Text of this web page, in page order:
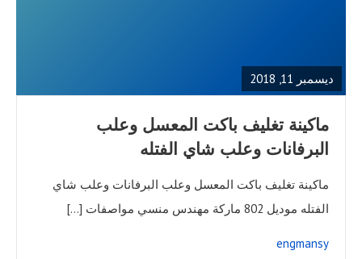
ديسمبر 11, 2018
ماكينة تغليف باكت المعسل وعلب
البرفانات وعلب شاي الفتله
ماكينة تغليف باكت المعسل وعلب البرفانات وعلب شاي
الفتله موديل 802 ماركة مهندس منسي مواصفات […]
engmansy